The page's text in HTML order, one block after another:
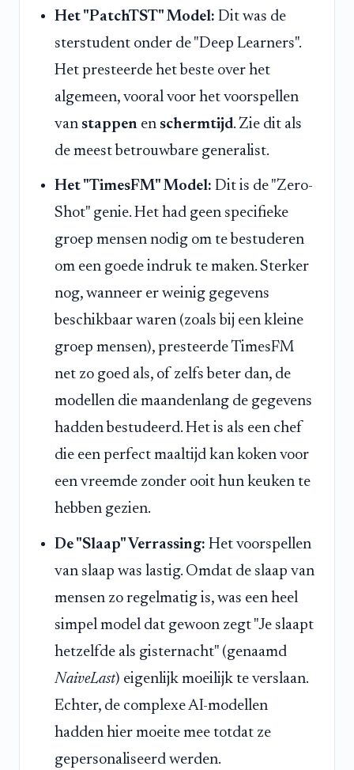
Het "PatchTST" Model: Dit was de
sterstudent onder de "Deep Learners".
Het presteerde het beste over het
algemeen, vooral voor het voorspellen
van stappen en schermtijd. Zie dit als
de meest betrouwbare generalist.
Het "TimesFM" Model: Dit is de "Zero-
Shot" genie. Het had geen specifieke
groep mensen nodig om te bestuderen
om een goede indruk te maken. Sterker
nog, wanneer er weinig gegevens
beschikbaar waren (zoals bij een kleine
groep mensen), presteerde TimesFM
net zo goed als, of zelfs beter dan, de
modellen die maandenlang de gegevens
hadden bestudeerd. Het is als een chef
die een perfect maaltijd kan koken voor
een vreemde zonder ooit hun keuken te
hebben gezien.
De "Slaap" Verrassing: Het voorspellen
van slaap was lastig. Omdat de slaap van
mensen zo regelmatig is, was een heel
simpel model dat gewoon zegt "Je slaapt
hetzelfde als gisternacht" (genaamd
NaiveLast) eigenlijk moeilijk te verslaan.
Echter, de complexe AI-modellen
hadden hier moeite mee totdat ze
gepersonaliseerd werden.